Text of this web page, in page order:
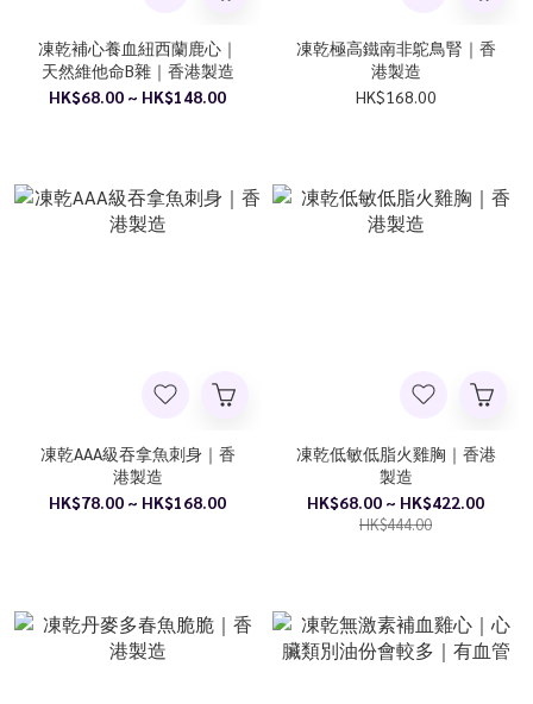
凍乾補心養血紐西蘭鹿心｜
天然維他命B雜｜香港製造
HK$68.00 ~ HK$148.00
凍乾極高鐵南非鴕鳥腎｜香
港製造
HK$168.00
凍乾AAA級吞拿魚刺身｜香
港製造
HK$78.00 ~ HK$168.00
凍乾低敏低脂火雞胸｜香港
製造
HK$68.00 ~ HK$422.00
HK$444.00